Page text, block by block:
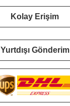
Kolay Erişim
Yurtdışı Gönderim